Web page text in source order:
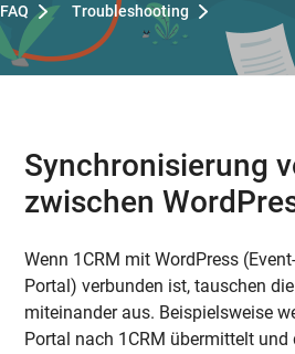
FAQ Troubleshooting
Synchronisierung
zwischen
Wenn 1CRM mit WordPress
Portal) verbunden ist, tauschen
miteinander aus. Beispielsweise
Portal nach 1CRM übermittelt